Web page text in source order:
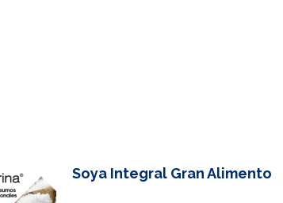
Soya Integral Gran Alimento